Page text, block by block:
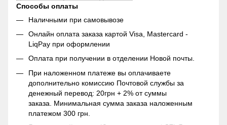
Способы оплаты
Наличными при самовывозе
Онлайн оплата заказа картой Visa, Mastercard -
LiqPay при оформлении
Оплата при получении в отделении Новой почты.
При наложенном платеже вы оплачиваете
дополнительно комиссию Почтовой службы за
денежный перевод: 20грн + 2% от суммы
заказа. Минимальная сумма заказа наложенным
платежом 300 грн.